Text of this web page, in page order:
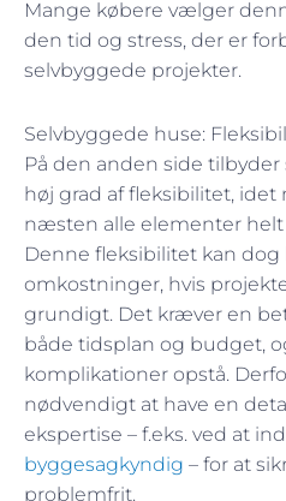
Mange købere vælger
den tid og stress, der er
selvbyggede projekter.
Selvbyggede huse:
På den anden side
høj grad af fleksibilitet, idet
næsten alle elementer helt
Denne fleksibilitet kan dog
omkostninger, hvis
grundigt. Det kræver en
både tidsplan og budget,
komplikationer opstå.
nødvendigt at have en
ekspertise – f.eks. ved at
byggesagkyndig – for at
problemfrit.